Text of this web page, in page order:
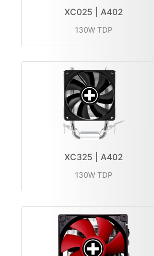
XC025 | A402
130W TDP
XC325 | A402
130W TDP